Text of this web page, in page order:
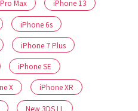
Max iPhone 13
iPhone 6s
iPhone 7 Plus
iPhone SE
X iPhone XR
New 3DS LL